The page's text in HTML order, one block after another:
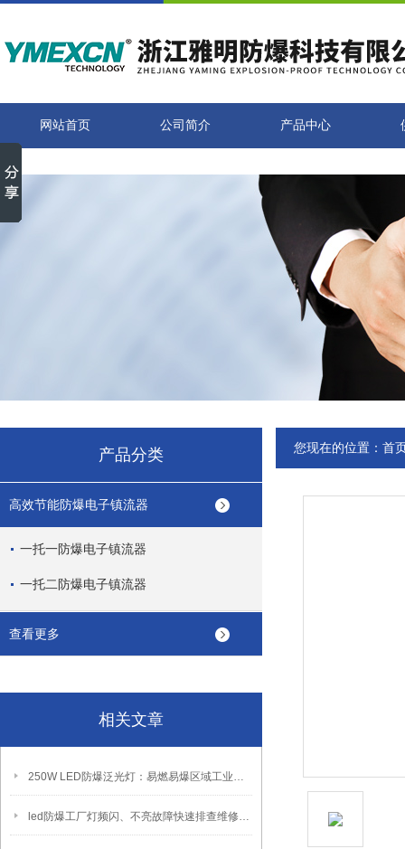
网站首页 公司简介 产品中心
产品分类
高效节能防爆电子镇流器
一托一防爆电子镇流器
一托二防爆电子镇流器
查看更多
相关文章
250W LED防爆泛光灯：易燃易爆区域工业固定照明装置
led防爆工厂灯频闪、不亮故障快速排查维修方法
您现在的位置： 首